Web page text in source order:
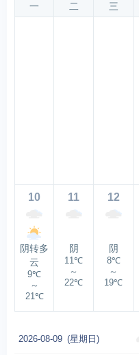
一 二 三
10
阴转多
云
9℃
～
21℃
11
阴
11℃
～
22℃
12
阴
8℃
～
19℃
2026-08-09 (星期日)